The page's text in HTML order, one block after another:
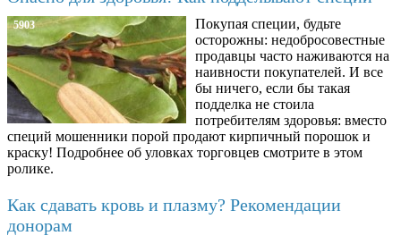
5903
Покупая специи, будьте
осторожны: недобросовестные
продавцы часто наживаются на
наивности покупателей. И все
бы ничего, если бы такая
подделка не стоила
потребителям здоровья: вместо
специй мошенники порой продают кирпичный порошок и
краску! Подробнее об уловках торговцев смотрите в этом
ролике.
Как сдавать кровь и плазму? Рекомендации
донорам